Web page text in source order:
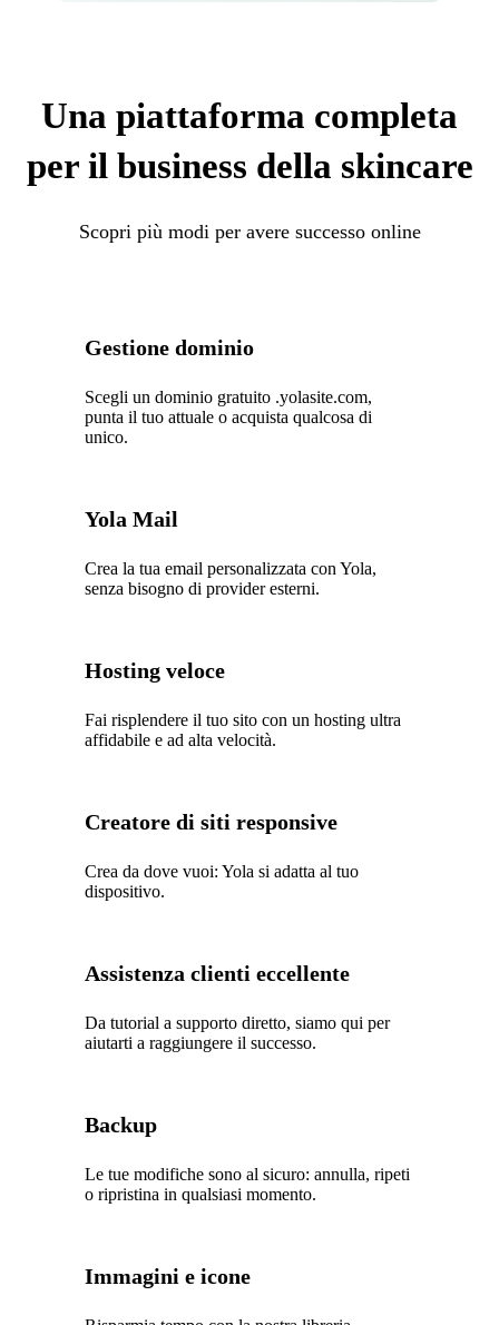
Una piattaforma completa
per il business della skincare
Scopri più modi per avere successo online
Gestione dominio
Scegli un dominio gratuito .yolasite.com,
punta il tuo attuale o acquista qualcosa di
unico.
Yola Mail
Crea la tua email personalizzata con Yola,
senza bisogno di provider esterni.
Hosting veloce
Fai risplendere il tuo sito con un hosting ultra
affidabile e ad alta velocità.
Creatore di siti responsive
Crea da dove vuoi: Yola si adatta al tuo
dispositivo.
Assistenza clienti eccellente
Da tutorial a supporto diretto, siamo qui per
aiutarti a raggiungere il successo.
Backup
Le tue modifiche sono al sicuro: annulla, ripeti
o ripristina in qualsiasi momento.
Immagini e icone